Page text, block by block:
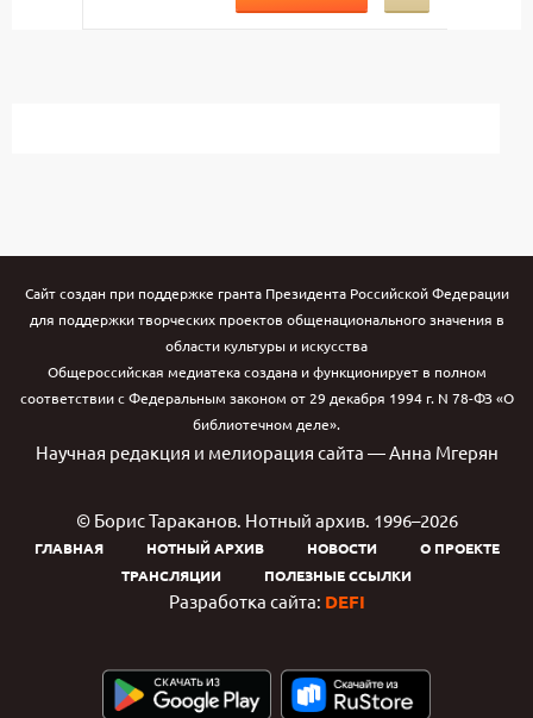
Сайт создан при поддержке гранта Президента Российской Федерации
для поддержки творческих проектов общенационального значения в
области культуры и искусства
Общероссийская медиатека создана и функционирует в полном
соответствии с Федеральным законом от 29 декабря 1994 г. N 78-ФЗ «О
библиотечном деле».
Научная редакция и мелиорация сайта — Анна Мгерян
© Борис Тараканов. Нотный архив. 1996–2026
ГЛАВНАЯ НОТНЫЙ АРХИВ НОВОСТИ
О ПРОЕКТЕ
ТРАНСЛЯЦИИ
ПОЛЕЗНЫЕ ССЫЛКИ
Разработка сайта: DEFI